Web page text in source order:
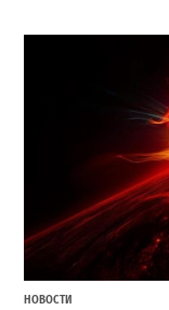
НОВОСТИ